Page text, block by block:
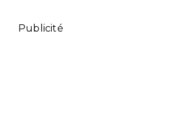
Publicité